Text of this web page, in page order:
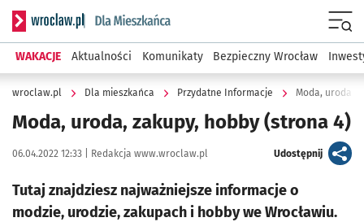
Serwis informacyjny wroclaw.pl podserwis: Dla mieszkańca
WAKACJE Aktualności Komunikaty Bezpieczny Wrocław
wroclaw.pl Dla mieszkańca Przydatne Informacje Moda, uroda,
Moda, uroda, zakupy, hobby(strona 4)
Data publikacji:
06.04.2022 12:33 | Autor:
Redakcja www.wroclaw.pl Udostępnijartykuł
Tutaj znajdziesz najważniejsze informacje o
modzie, urodzie, zakupach i hobby we Wrocławiu.